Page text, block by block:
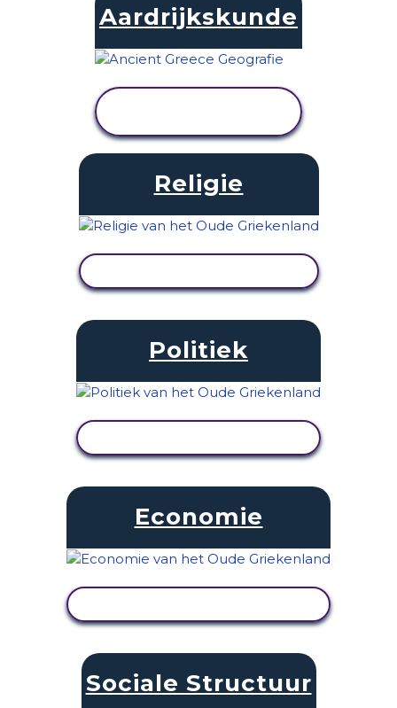
Aardrijkskunde
Religie
Politiek
Economie
Sociale Structuur